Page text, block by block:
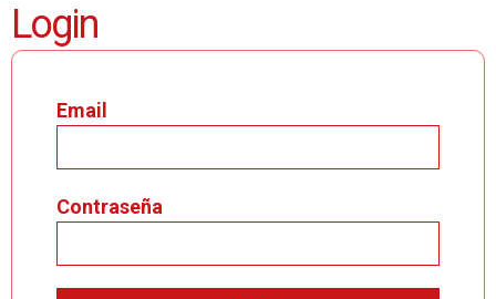
Login
Email
Contraseña